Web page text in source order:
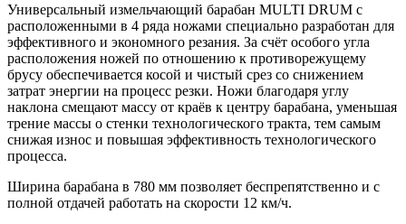
Универсальный измельчающий барабан MULTI DRUM с
расположенными в 4 ряда ножами специально разработан для
эффективного и экономного резания. За счёт особого угла
расположения ножей по отношению к противорежущему
брусу обеспечивается косой и чистый срез со снижением
затрат энергии на процесс резки. Ножи благодаря углу
наклона смещают массу от краёв к центру барабана, уменьшая
трение массы о стенки технологического тракта, тем самым
снижая износ и повышая эффективность технологического
процесса.
Ширина барабана в 780 мм позволяет беспрепятственно и с
полной отдачей работать на скорости 12 км/ч.